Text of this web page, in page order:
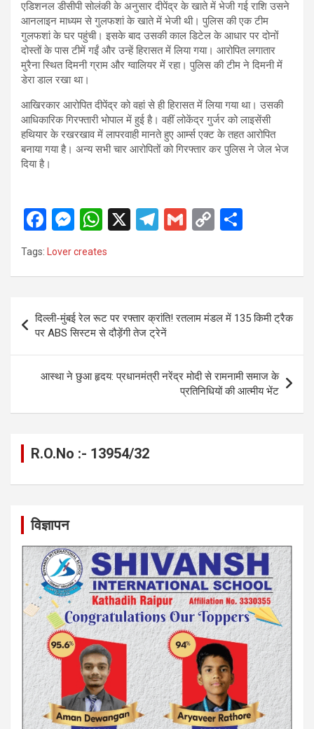
एडिशनल डीसीपी सोलंकी के अनुसार दीपेंद्र के खाते में भेजी गई राशि उसने
आनलाइन माध्यम से गुलफशां के खाते में भेजी थी। पुलिस की एक टीम
गुलफशां के घर पहुंची। इसके बाद उसकी काल डिटेल के आधार पर दोनों
दोस्तों के पास टीमें गईं और उन्हें हिरासत में लिया गया। आरोपित लगातार
मुरैना स्थित दिमनी ग्राम और ग्वालियर में रहा। पुलिस की टीम ने दिमनी में
डेरा डाल रखा था।
आखिरकार आरोपित दीपेंद्र को वहां से ही हिरासत में लिया गया था। उसकी
आधिकारिक गिरफ्तारी भोपाल में हुई है। वहीं लोकेंद्र गुर्जर को लाइसेंसी
हथियार के रखरखाव में लापरवाही मानते हुए आर्म्स एक्ट के तहत आरोपित
बनाया गया है। अन्य सभी चार आरोपितों को गिरफ्तार कर पुलिस ने जेल भेज
दिया है।
F
a
ce
o
o
k
M
es
se
g
er
W
at
A
p
p
X
T
a
m
G
C
n
Tags: Lover creates
navigation
दिल्ली-मुंबई रेल रूट पर रफ्तार क्रांति! रतलाम मंडल में 135 किमी ट्रैक
पर ABS सिस्टम से दौड़ेंगी तेज ट्रेनें
आस्था ने छुआ हृदय: प्रधानमंत्री नरेंद्र मोदी से रामनामी समाज के
प्रतिनिधियों की आत्मीय भेंट
R.O.No :- 13954/32
विज्ञापन